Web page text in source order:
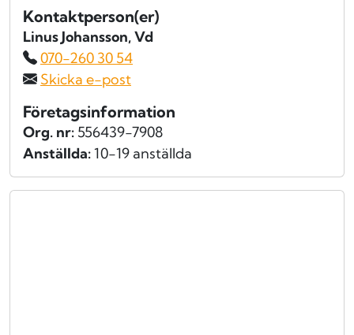
Kontaktperson(er)
Linus Johansson, Vd
070-260 30 54
Skicka e-post
Företagsinformation
Org. nr: 556439-7908
Anställda:10-19 anställda